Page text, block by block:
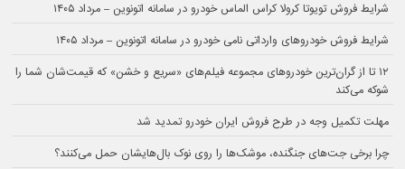
شرایط فروش تویوتا کرولا کراس الماس خودرو در سامانه اتونوین – مرداد ۱۴۰۵
شرایط فروش خودروهای وارداتی نامی خودرو در سامانه اتونوین – مرداد ۱۴۰۵
۱۲ تا از گران‌ترین خودروهای مجموعه فیلم‌های «سریع و خشن» که قیمت‌شان شما را
شوکه می‌کند
مهلت تکمیل وجه در طرح فروش ایران خودرو تمدید شد
چرا برخی جت‌های جنگنده، موشک‌ها را روی نوک بال‌هایشان حمل می‌کنند؟